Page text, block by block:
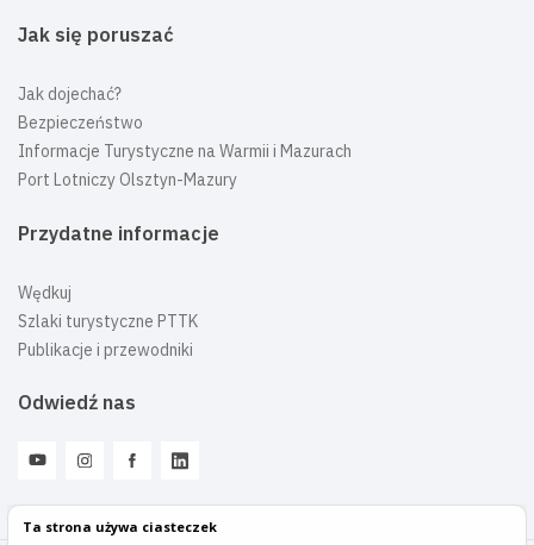
Ta strona używa ciasteczek
Jak się poruszać
Jak dojechać?
Bezpieczeństwo
Informacje Turystyczne na Warmii i Mazurach
Port Lotniczy Olsztyn-Mazury
Przydatne informacje
Wędkuj
Szlaki turystyczne PTTK
Publikacje i przewodniki
Odwiedź nas